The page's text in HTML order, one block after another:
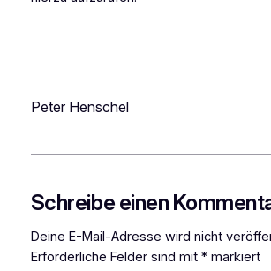
Peter Henschel
Schreibe einen
Deine E-Mail-Adresse wird nicht
Erforderliche Felder sind mit *markiert